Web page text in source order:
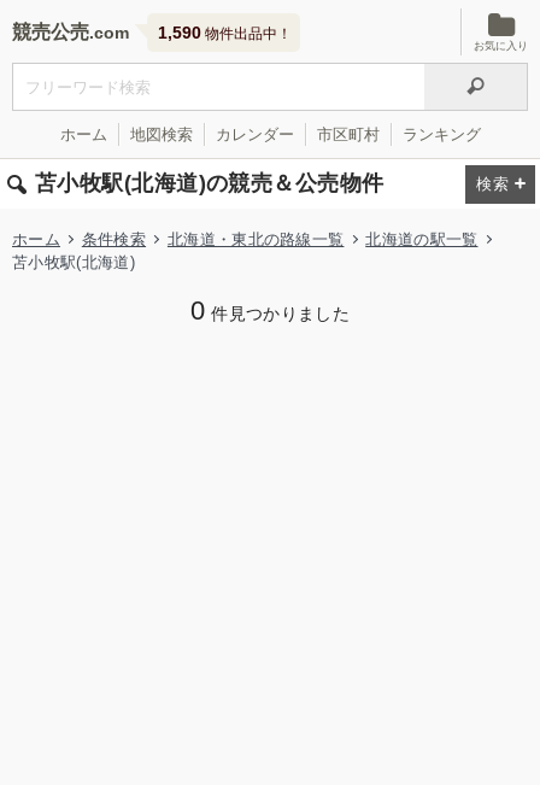
競売公売 1,590 物件出品中！
お気に入り
ホーム 地図検索 カレンダー 市区町村 ランキング
苫小牧駅(北海道)の競売＆公売物件
ホーム 条件検索 北海道・東北の路線一覧
北海道の駅一覧
苫小牧駅(北海道)
0 件見つかりました